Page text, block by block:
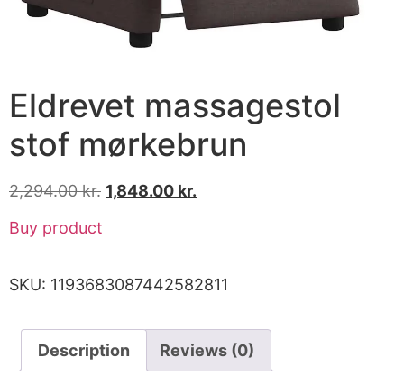
Eldrevet massagestol
stof mørkebrun
2,294.00kr. 1,848.00 kr.
Buy product
SKU: 1193683087442582811
Description Reviews (0)